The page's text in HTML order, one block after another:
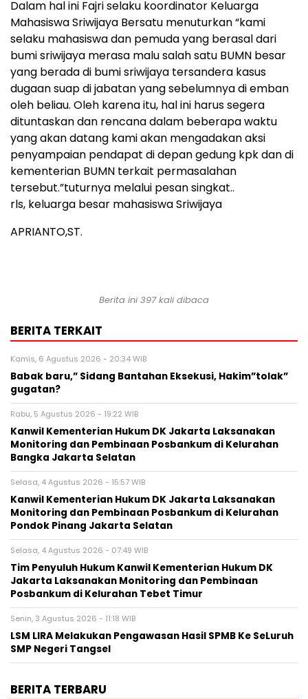
Dalam hal ini Fajri selaku koordinator Keluarga
Mahasiswa Sriwijaya Bersatu menuturkan “kami
selaku mahasiswa dan pemuda yang berasal dari
bumi sriwijaya merasa malu salah satu BUMN besar
yang berada di bumi sriwijaya tersandera kasus
dugaan suap di jabatan yang sebelumnya di emban
oleh beliau. Oleh karena itu, hal ini harus segera
dituntaskan dan rencana dalam beberapa waktu
yang akan datang kami akan mengadakan aksi
penyampaian pendapat di depan gedung kpk dan di
kementerian BUMN terkait permasalahan
tersebut.”tuturnya melalui pesan singkat..
rls, keluarga besar mahasiswa Sriwijaya
APRIANTO,ST.
Berita ini 397 kali dibaca
BERITA TERKAIT
Kamis, 6 Agustus 2026 - 20:34 WIB
Babak baru,” Sidang Bantahan Eksekusi, Hakim”tolak”
gugatan?
Rabu, 5 Agustus 2026 - 19:22 WIB
Kanwil Kementerian Hukum DK Jakarta Laksanakan
Monitoring dan Pembinaan Posbankum di Kelurahan
Bangka Jakarta Selatan
Selasa, 4 Agustus 2026 - 15:57 WIB
Kanwil Kementerian Hukum DK Jakarta Laksanakan
Monitoring dan Pembinaan Posbankum di Kelurahan
Pondok Pinang Jakarta Selatan
Selasa, 4 Agustus 2026 - 07:49 WIB
Tim Penyuluh Hukum Kanwil Kementerian Hukum DK
Jakarta Laksanakan Monitoring dan Pembinaan
Posbankum di Kelurahan Tebet Timur
Senin, 3 Agustus 2026 - 11:18 WIB
LSM LIRA Melakukan Pengawasan Hasil SPMB Ke SeLuruh
SMP Negeri Tangsel
BERITA TERBARU